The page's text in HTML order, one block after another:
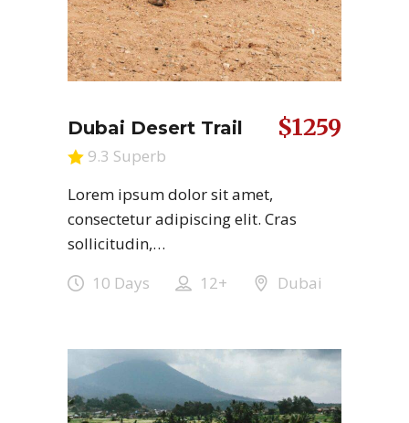
Dubai Desert Trail $1259
9.3 Superb
Lorem ipsum dolor sit amet,
consectetur adipiscing elit. Cras
sollicitudin,…
10 Days
12+ Dubai